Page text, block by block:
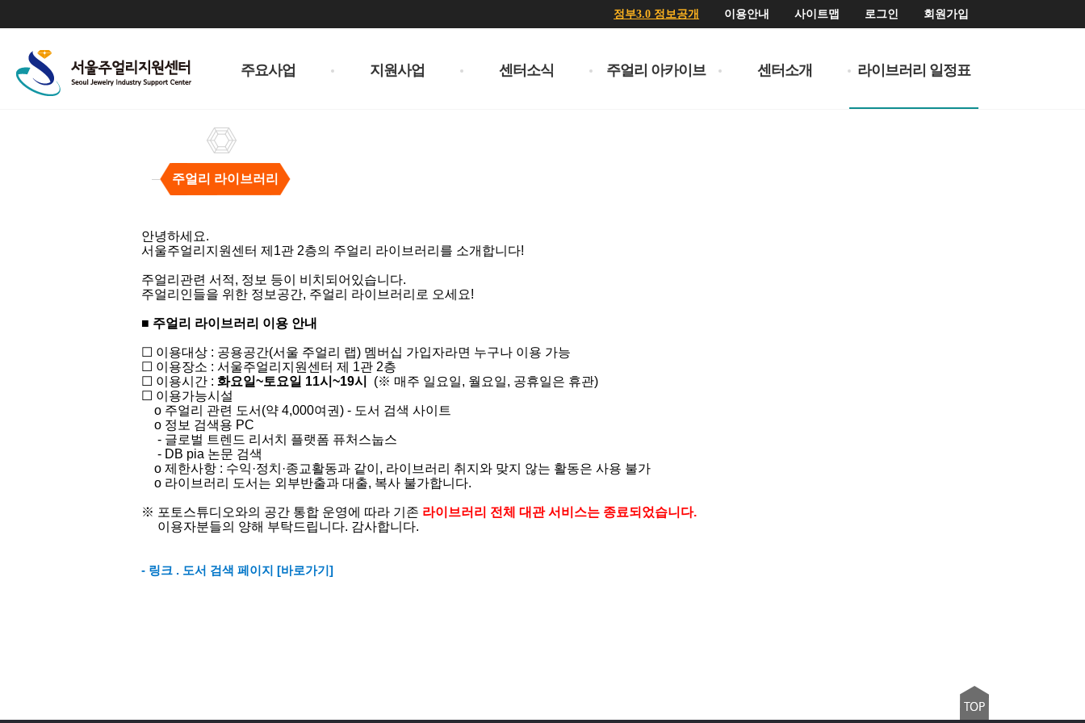
정부3.0 정보공개 이용안내 사이트맵 로그인 회원가입
주요사업 지원사업 센터소식 주얼리 아카이브 센터소개 라이브러리 일정표
주얼리 라이브러리
리
라
브
러
안녕하세요.
서울주얼리지원센터 제1관 2층의 주얼리 라이브러리를 소개합니다!
주얼리관련 서적, 정보 등이 비치되어있습니다.
주얼리인들을 위한 정보공간, 주얼리 라이브러리로 오세요!
■ 주얼리 라이브러리 이용 안내
​☐ 이용대상 : 공용공간(서울 주얼리 랩) 멤버십 가입자라면 누구나 이용 가능​​​
☐ 이용장소 : 서울주얼리지원센터 제 1관 2층​​
☐ 이용시간 : 화요일~토요일 11시~19시
(※ 매주 일요일, 월요일, 공휴일은 휴관)
☐ 이용가능시설​
o ​주얼리 관련 도서(약 4,000여권) - 도서 검색 사이트
o​ 정보 검색용 PC
- 글로벌 트렌드 리서치 플랫폼 퓨처스눕스
- DB pia 논문 검색
o 제한사항 : 수익·정치 ·종교활동과 같이, 라이브러리 취지와 맞지 않는 활동은 사용 불가​
o 라이브러리 도서는 외부반출과 대출, 복사 불가합니다.
※ 포토스튜디오와의 공간 통합 운영에 따라 기존 라이브러리 전체 대관 서비스는 종료되었습니다.
이용자분들의 양해 부탁드립니다. 감사합니다.
- 링크 . 도서 검색 페이지 [바로가기]